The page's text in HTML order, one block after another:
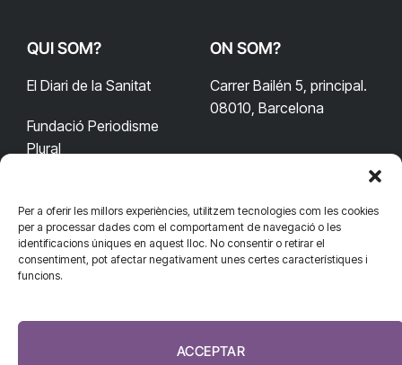
Per a oferir les millors experiències, utilitzem tecnologies com les cookies
per a processar dades com el comportament de navegació o les
identificacions úniques en aquest lloc. No consentir o retirar el
consentiment, pot afectar negativament unes certes característiques i
funcions.
ACCEPTAR
QUI SOM?
El Diari de la Sanitat
Fundació Periodisme
Plural
ON SOM?
Carrer Bailén 5, principal.
08010, Barcelona
CONTACTA'NS
redaccio@diarisanitat.cat
932 311 247
CONNECTA